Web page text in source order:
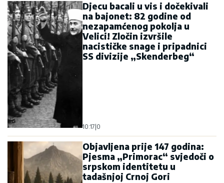
Djecu bacali u vis i dočekivali
na bajonet: 82 godine od
nezapamćenog pokolja u
Velici! Zločin izvršile
nacističke snage i pripadnici
SS divizije „Skenderbeg“
10:17 0
Objavljena prije 147 godina:
Pjesma „Primorac“ svjedoči o
srpskom identitetu u
tadašnjoj Crnoj Gori